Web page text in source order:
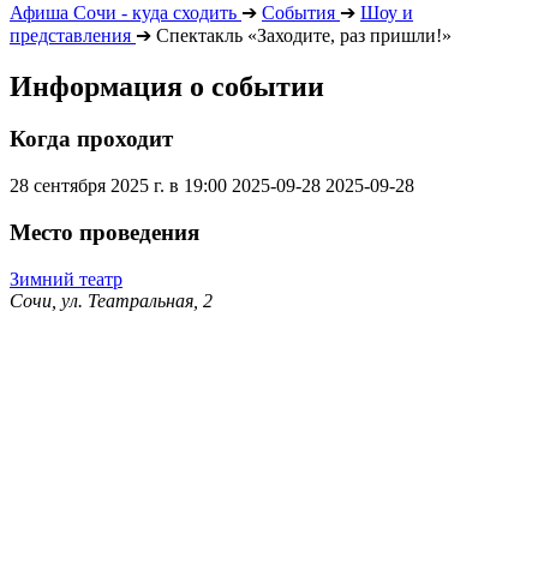
Афиша Сочи - куда сходить ➔ События ➔ Шоу и
представления ➔ Спектакль «Заходите, раз пришли!»
Информация о событии
Когда проходит
28 сентября 2025 г. в 19:00 2025-09-28 2025-09-28
Место проведения
Зимний театр
Сочи, ул. Театральная, 2